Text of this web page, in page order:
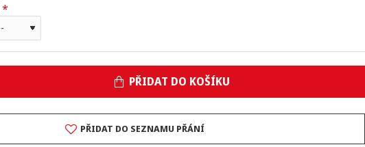
PŘIDAT DO KOŠÍKU
PŘIDAT DO SEZNAMU PŘÁNÍ